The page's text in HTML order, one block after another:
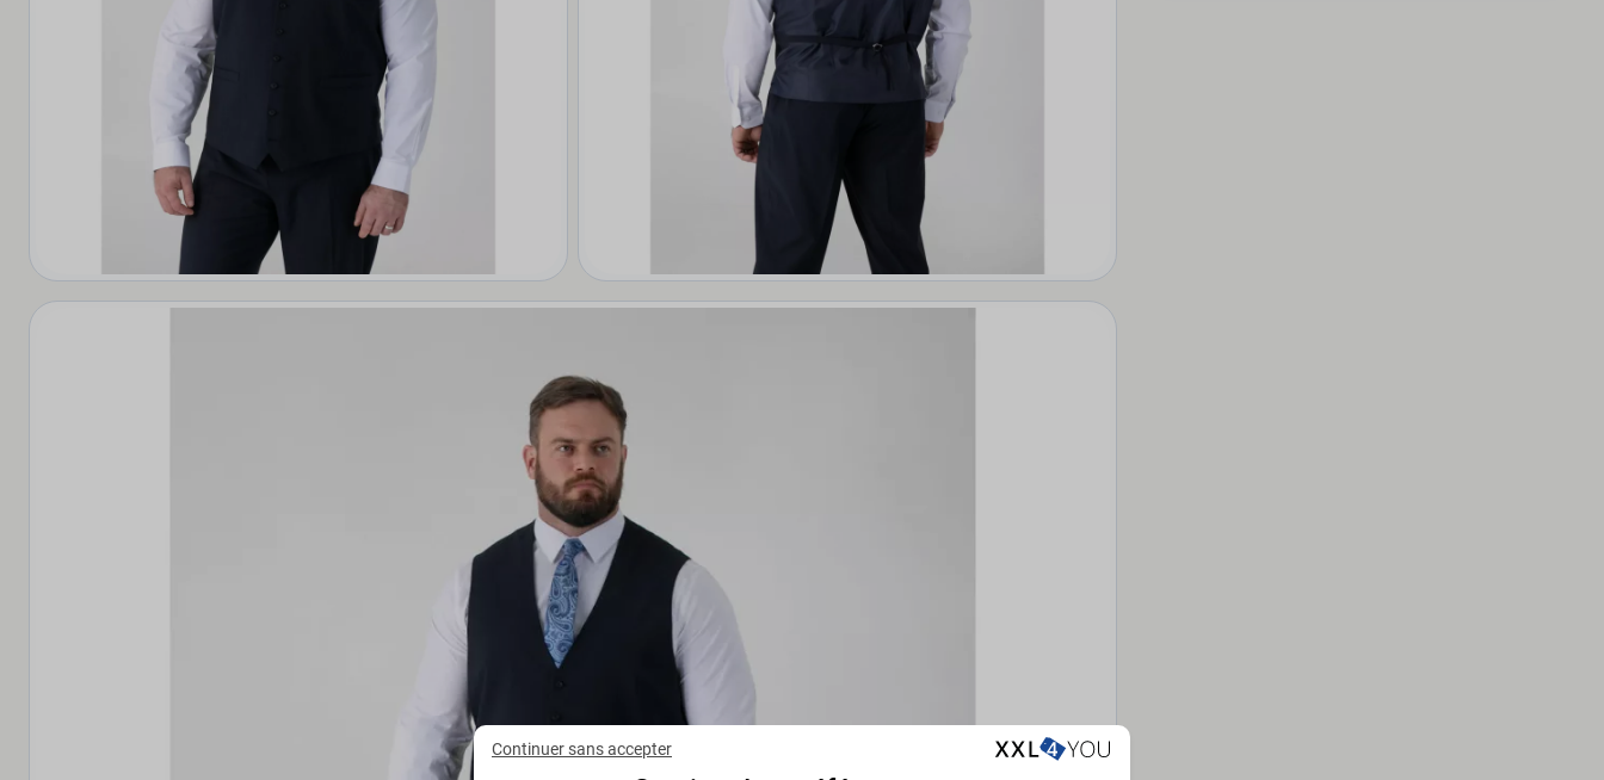
Continuer sans accepter